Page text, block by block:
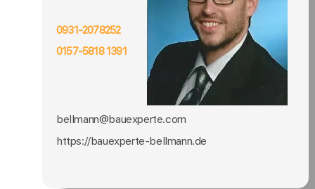
0931-2078252
0157-5818 1391
bellmann@bauexperte.com
https://bauexperte-bellmann.de